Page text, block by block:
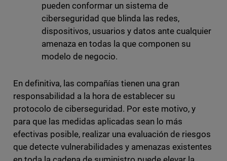
pueden conformar un sistema de
ciberseguridad que blinda las redes,
dispositivos, usuarios y datos ante cualquier
amenaza en todas la que componen su
modelo de negocio.
En definitiva, las compañías tienen una gran
responsabilidad a la hora de establecer su
protocolo de ciberseguridad. Por este motivo, y
para que las medidas aplicadas sean lo más
efectivas posible, realizar una evaluación de riesgos
que detecte vulnerabilidades y amenazas existentes